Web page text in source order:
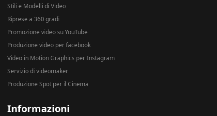
Stili e Modelli di Video
Riprese a 360 gradi
Promozione video su YouTube
Produzione video per facebook
Video in Motion Graphics per Instagram
Servizio di videomaker
Produzione Spot per il Cinema
Informazioni